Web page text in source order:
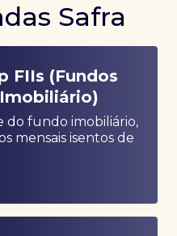
Safra
FIIs (Fundos
do fundo imobiliário,
mensais isentos de